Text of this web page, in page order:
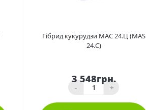
Гібрид кукурудзи МАС 24.Ц (MAS
24.C)
3 548грн.
- +